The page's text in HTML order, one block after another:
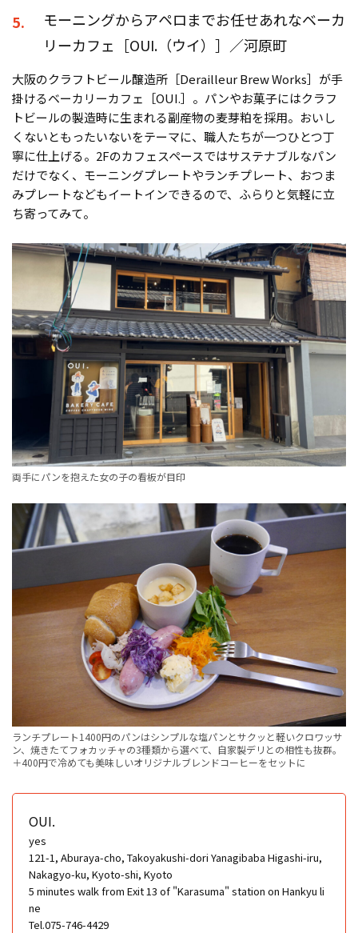
5.
モーニングからアペロまでお任せあれなベーカ
リーカフェ［OUI.（ウイ）］／河原町
大阪のクラフトビール醸造所［Derailleur Brew Works］が手
掛けるベーカリーカフェ［OUI.］。パンやお菓子にはクラフ
トビールの製造時に生まれる副産物の麦芽粕を採用。おいし
くないともったいないをテーマに、職人たちが一つひとつ丁
寧に仕上げる。2Fのカフェスペースではサステナブルなパン
だけでなく、モーニングプレートやランチプレート、おつま
みプレートなどもイートインできるので、ふらりと気軽に立
ち寄ってみて。
両手にパンを抱えた女の子の看板が目印
ランチプレート1400円のパンはシンプルな塩パンとサクッと軽いクロワッサ
ン、焼きたてフォカッチャの3種類から選べて、自家製デリとの相性も抜群。
＋400円で冷めても美味しいオリジナルブレンドコーヒーをセットに
OUI.
yes
121-1, Aburaya-cho, Takoyakushi-dori Yanagibaba Higashi-iru,
Nakagyo-ku, Kyoto-shi, Kyoto
5 minutes walk from Exit 13 of "Karasuma" station on Hankyu li
ne
Tel.075-746-4429